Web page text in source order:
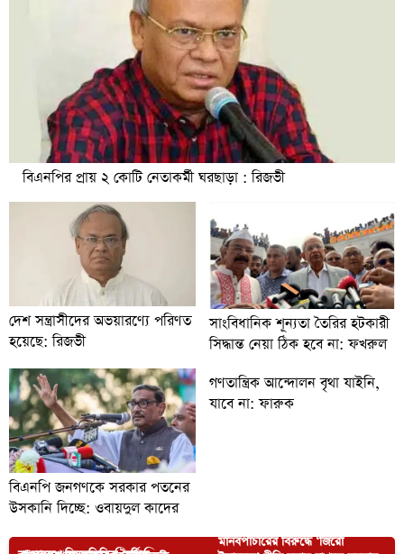
বিএনপির প্রায় ২ কোটি নেতাকর্মী ঘরছাড়া : রিজভী
দেশ সন্ত্রাসীদের অভয়ারণ্যে পরিণত
হয়েছে: রিজভী
সাংবিধানিক শূন্যতা তৈরির হটকারী
সিদ্ধান্ত নেয়া ঠিক হবে না: ফখরুল
বিএনপি জনগণকে সরকার পতনের
উসকানি দিচ্ছে: ওবায়দুল কাদের
গণতান্ত্রিক আন্দোলন বৃথা যাইনি,
যাবে না: ফারুক
মানবপাচারের বিরুদ্ধে ‘জিরো